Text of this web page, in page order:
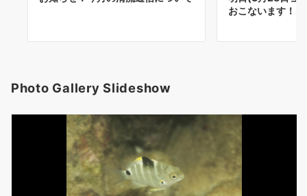
おこないます！
Photo Gallery Slideshow